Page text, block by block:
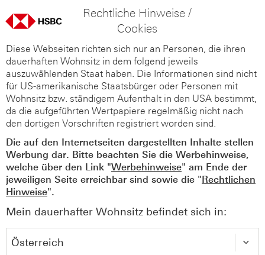
Rechtliche Hinweise /
Cookies
Diese Webseiten richten sich nur an Personen, die ihren
dauerhaften Wohnsitz in dem folgend jeweils
auszuwählenden Staat haben. Die Informationen sind nicht
für US-amerikanische Staatsbürger oder Personen mit
Wohnsitz bzw. ständigem Aufenthalt in den USA bestimmt,
da die aufgeführten Wertpapiere regelmäßig nicht nach
den dortigen Vorschriften registriert worden sind.
Die auf den Internetseiten dargestellten Inhalte stellen
Werbung dar. Bitte beachten Sie die Werbehinweise,
welche über den Link "Werbehinweise" am Ende der
jeweiligen Seite erreichbar sind sowie die "Rechtlichen
Hinweise".
Mein dauerhafter Wohnsitz befindet sich in: